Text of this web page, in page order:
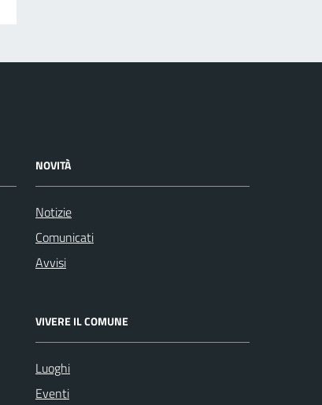
NOVITÀ
Notizie
Comunicati
Avvisi
VIVERE IL COMUNE
Luoghi
Eventi